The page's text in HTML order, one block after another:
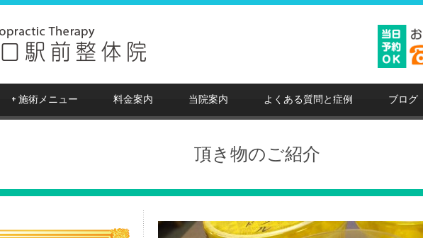
施術メニュー
+ 料金案内 当院案内 よくある質問と症例 ブログ
頂き物のご紹介